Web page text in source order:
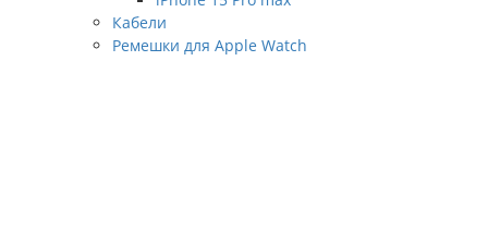
Кабели
Ремешки для Apple Watch